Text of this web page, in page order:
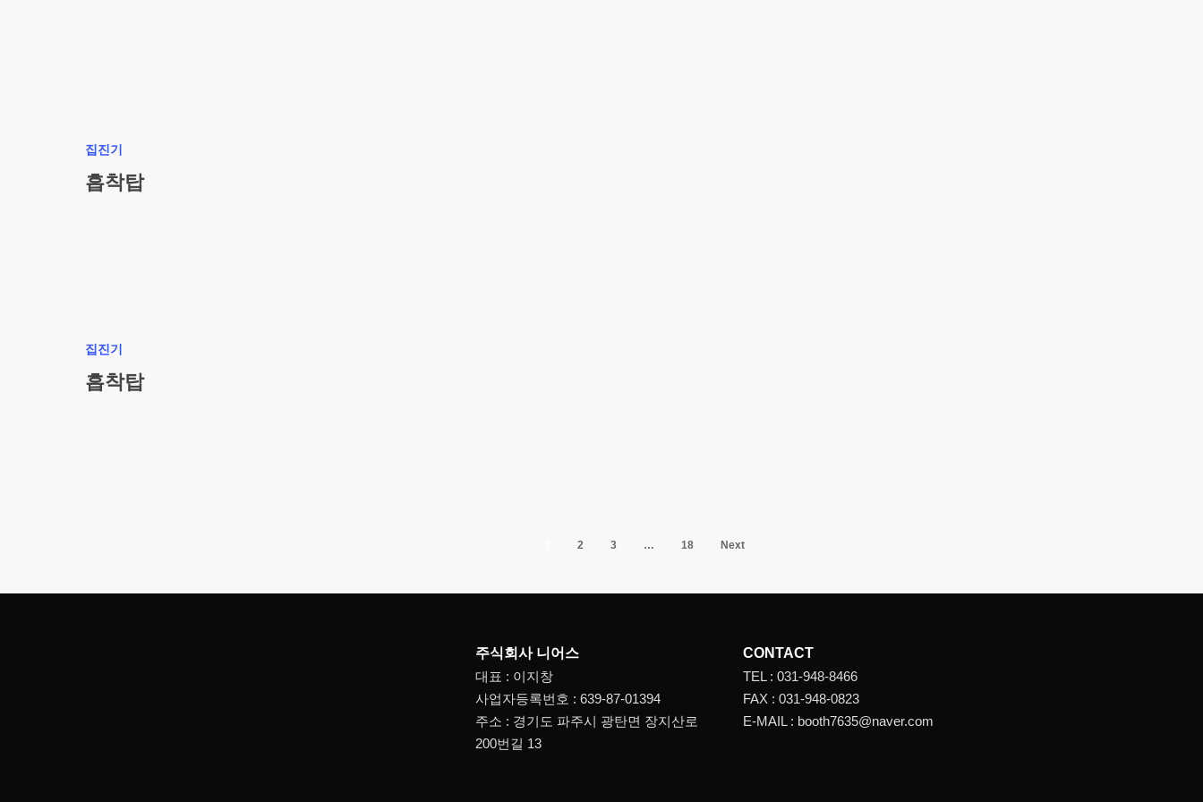
집진기
흡착탑
집진기
흡착탑
2 3 … 18 Next
주식회사 니어스
대표 : 이지창
사업자등록번호 : 639-87-01394
주소 : 경기도 파주시 광탄면 장지산로
200번길 13
CONTACT
TEL : 031-948-8466
FAX : 031-948-0823
E-MAIL : booth7635@naver.com